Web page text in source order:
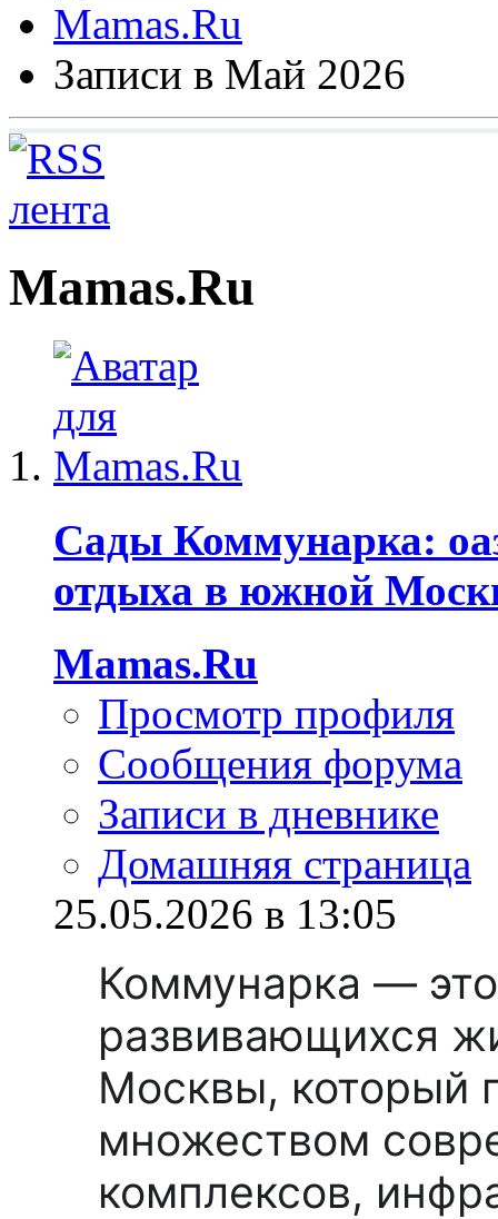
Mamas.Ru
Записи в Май 2026
Mamas.Ru
Сады Коммунарка:
отдыха в южной
Mamas.Ru
Просмотр профиля
Сообщения форума
Записи в дневнике
Домашняя страница
25.05.2026 в 13:05
Коммунарка —
развивающихся
Москвы, который
множеством
комплексов,